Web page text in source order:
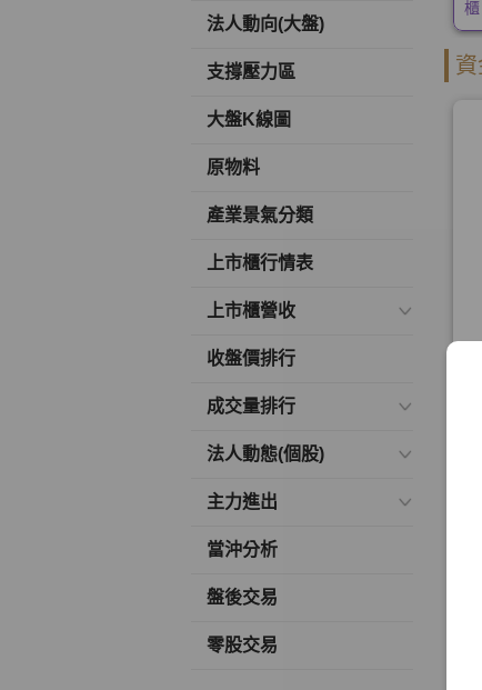
法人動向(大盤)
支撐壓力區
大盤K線圖
原物料
產業景氣分類
上市櫃行情表
上市櫃營收
收盤價排行
成交量排行
法人動態(個股)
主力進出
當沖分析
盤後交易
零股交易